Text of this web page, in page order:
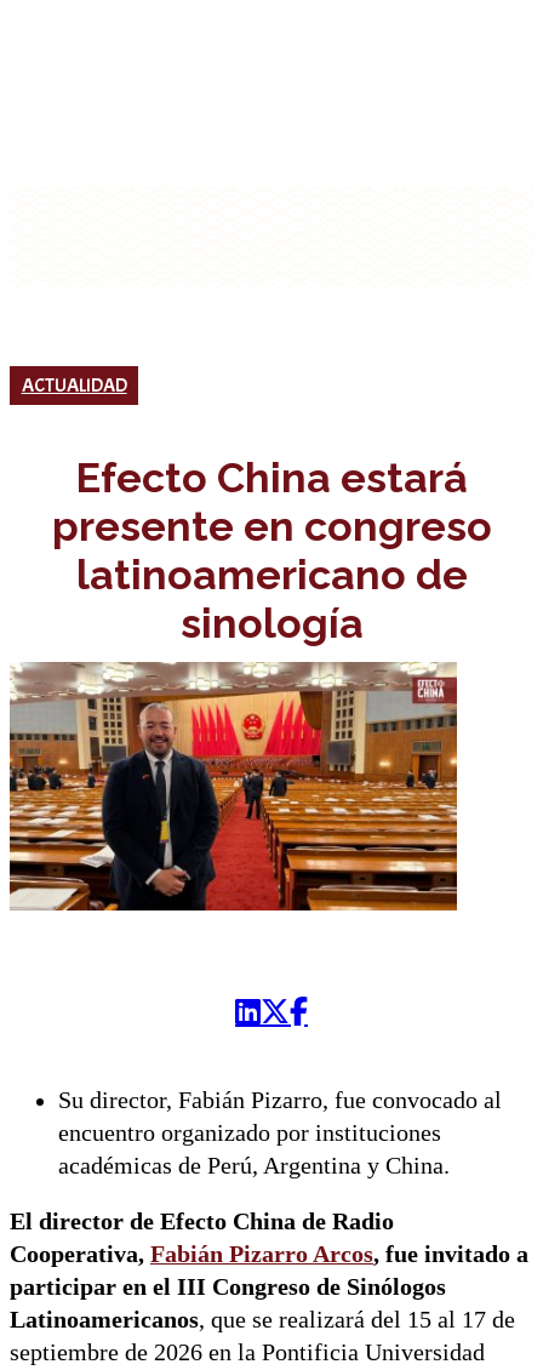
ACTUALIDAD
Efecto China estará
presente en congreso
latinoamericano de
sinología
Su director, Fabián Pizarro, fue convocado al
encuentro organizado por instituciones
académicas de Perú, Argentina y China.
El director de Efecto China de Radio
Cooperativa, Fabián Pizarro Arcos, fue invitado a
participar en el III Congreso de Sinólogos
Latinoamericanos, que se realizará del 15 al 17 de
septiembre de 2026 en la Pontificia Universidad